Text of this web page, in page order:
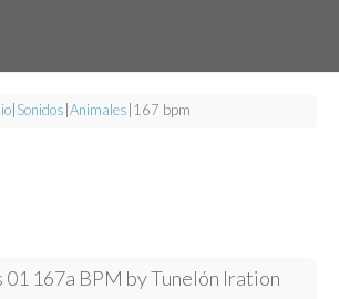
Sonidos Animales 167 bpm
01 167a BPM by Tunelón Iration